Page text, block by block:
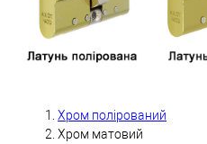
Хром полірований
Хром матовий